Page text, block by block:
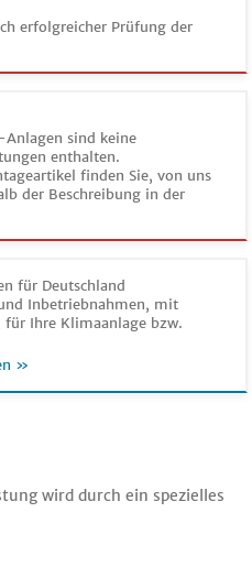
erfolgreicher Prüfung der
sind keine
enthalten.
finden Sie, von uns
der Beschreibung in der
für Deutschland
Inbetriebnahmen, mit
für Ihre Klimaanlage bzw.
»
wird durch ein spezielles